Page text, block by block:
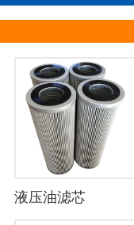
液压油滤芯